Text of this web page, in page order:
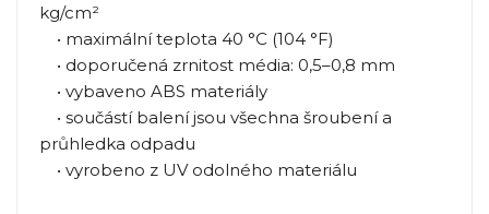
kg/cm²
• maximální teplota 40 °C (104 °F)
• doporučená zrnitost média: 0,5–0,8 mm
• vybaveno ABS materiály
• součástí balení jsou všechna šroubení a
průhledka odpadu
• vyrobeno z UV odolného materiálu